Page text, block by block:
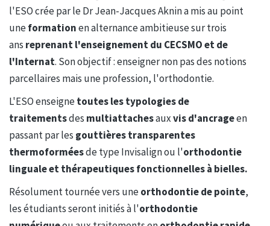
l'ESO crée par le Dr Jean-Jacques Aknin a mis au point
uneformationen alternance ambitieuse sur trois
ans reprenant l'enseignement du CECSMO et de
l'Internat. Son objectif : enseigner non pas des notions
parcellaires mais une profession, l'orthodontie.
L'ESO enseignetoutes les typologies de
traitementsdes multiattachesauxvis d'ancrageen
passant par les gouttières transparentes
thermoforméesde type Invisalign ou l'orthodontie
linguale et thérapeutiques fonctionnelles à bielles.
Résolument tournée vers uneorthodontie de pointe,
les étudiants seront initiés à l'orthodontie